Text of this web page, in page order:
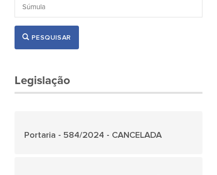
PESQUISAR
Legislação
Portaria - 584/2024 - CANCELADA